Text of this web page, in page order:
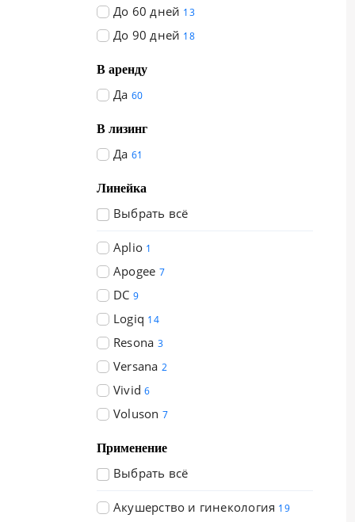
До 60 дней 13
До 90 дней 18
В аренду
Да 60
В лизинг
Да 61
Линейка
Выбрать всё
Aplio 1
Apogee 7
DC 9
Logiq 14
Resona 3
Versana 2
Vivid 6
Voluson 7
Применение
Выбрать всё
Акушерство и гинекология 19